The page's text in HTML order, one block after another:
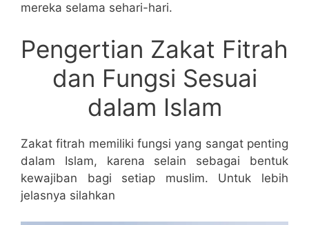
mereka selama sehari-hari.
Pengertian Zakat Fitrah
dan Fungsi Sesuai
dalam Islam
Zakat fitrah memiliki fungsi yang sangat penting
dalam Islam, karena selain sebagai bentuk
kewajiban bagi setiap muslim. Untuk lebih
jelasnya silahkan